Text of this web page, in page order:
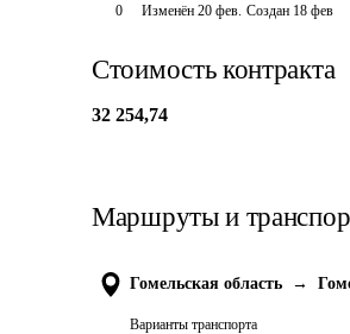
0 Изменён 20 фев. Создан 18 фев
Стоимость контракта
32 254,74
Маршруты и
Гомельская область →
Варианты транспорта